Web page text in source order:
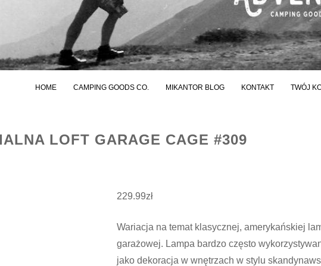
HOME CAMPING GOODS CO. MIKANTOR BLOG KONTAKT TWÓJ
LOFT GARAGE CAGE #309
229.99zł
Wariacja na temat klasycznej, amerykańskiej
garażowej. Lampa bardzo często
jako dekoracja w wnętrzach w stylu